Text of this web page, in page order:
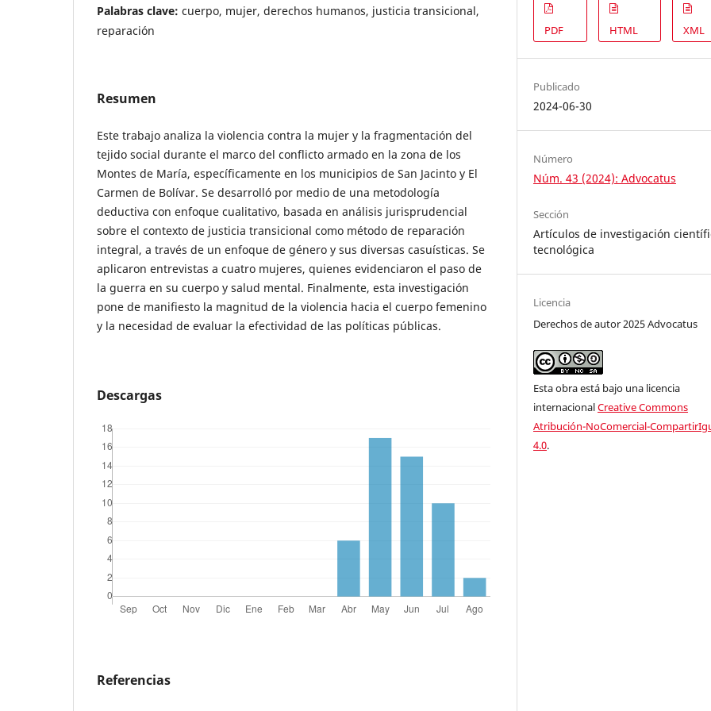
Palabras clave: cuerpo, mujer, derechos humanos, justicia transicional,
reparación
Resumen
Este trabajo analiza la violencia contra la mujer y la fragmentación del
tejido social durante el marco del conflicto armado en la zona de los
Montes de María, específicamente en los municipios de San Jacinto y El
Carmen de Bolívar. Se desarrolló por medio de una metodología
deductiva con enfoque cualitativo, basada en análisis jurisprudencial
sobre el contexto de justicia transicional como método de reparación
integral, a través de un enfoque de género y sus diversas casuísticas. Se
aplicaron entrevistas a cuatro mujeres, quienes evidenciaron el paso de
la guerra en su cuerpo y salud mental. Finalmente, esta investigación
pone de manifiesto la magnitud de la violencia hacia el cuerpo femenino
y la necesidad de evaluar la efectividad de las políticas públicas.
Descargas
Referencias
PDF HTML XML
Publicado
2024-06-30
Número
Núm. 43 (2024): Advocatus
Sección
Artículos de investigación
tecnológica
Licencia
Derechos de autor 2025 Advocatus
Esta obra está bajo una licencia
internacionalCreative Commons
Atribución-NoComercial-
4.0.